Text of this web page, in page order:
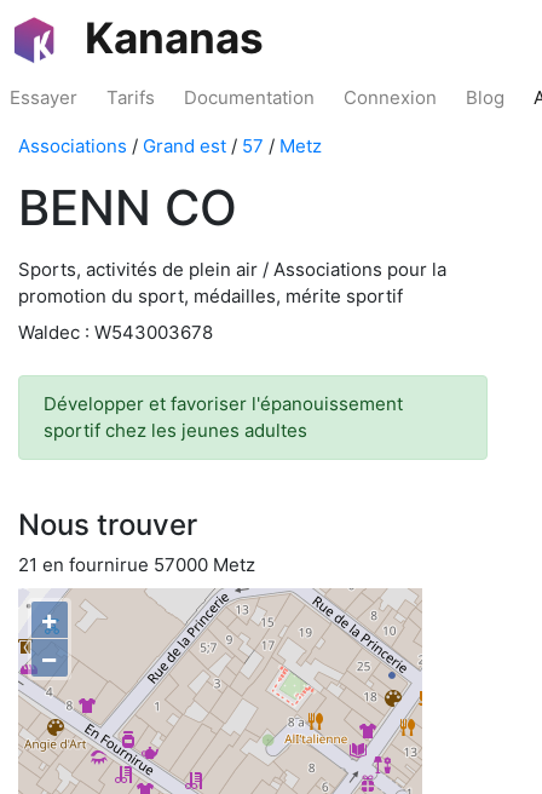
Kananas
Essayer Tarifs Documentation Connexion Blog
Associations / Grand est / 57 / Metz
BENN CO
Sports, activités de plein air / Associations pour la
promotion du sport, médailles, mérite sportif
Waldec : W543003678
Développer et favoriser l'épanouissement
sportif chez les jeunes adultes
Nous trouver
21 en fournirue 57000 Metz
+
−